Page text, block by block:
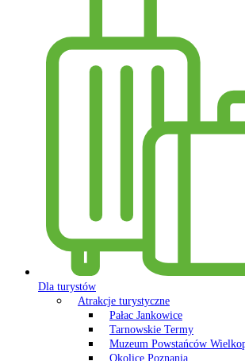
Dla turystów
Atrakcje turystyczne
Pałac Jankowice
Tarnowskie Termy
Muzeum Powstańców
Okolice Poznania